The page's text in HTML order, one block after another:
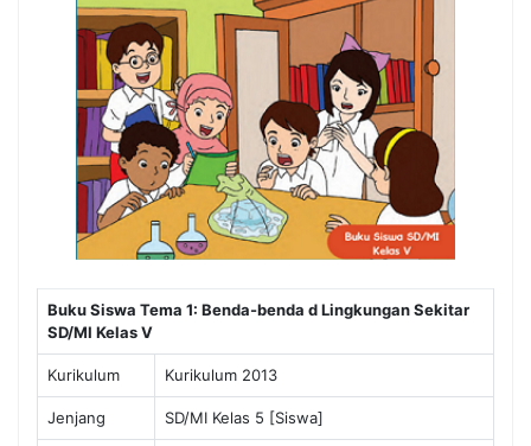
Buku Siswa Tema 1: Benda-benda d Lingkungan Sekitar
SD/MI Kelas V
Kurikulum Kurikulum 2013
Jenjang SD/MI Kelas 5 [Siswa]